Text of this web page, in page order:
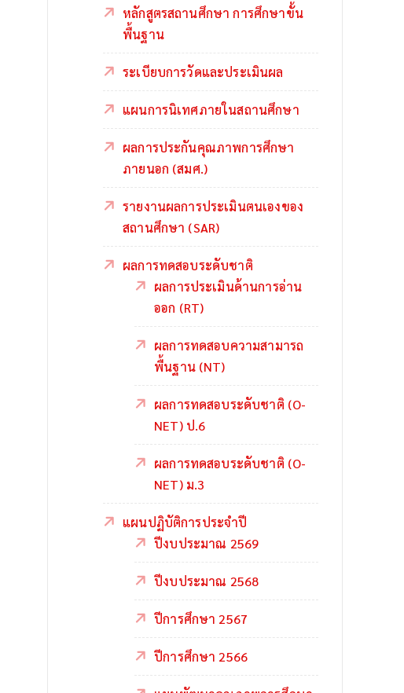
หลักสูตรสถานศึกษา การศึกษาขั้น
พื้นฐาน
ระเบียบการวัดและประเมินผล
แผนการนิเทศภายในสถานศึกษา
ผลการประกันคุณภาพการศึกษา
ภายนอก (สมศ.)
รายงานผลการประเมินตนเองของ
สถานศึกษา (SAR)
ผลการทดสอบระดับชาติ
ผลการประเมินด้านการอ่าน
ออก (RT)
ผลการทดสอบความสามารถ
พื้นฐาน (NT)
ผลการทดสอบระดับชาติ (O-
NET) ป.6
ผลการทดสอบระดับชาติ (O-
NET) ม.3
แผนปฏิบัติการประจำปี
ปีงบประมาณ 2569
ปีงบประมาณ 2568
ปีการศึกษา 2567
ปีการศึกษา 2566